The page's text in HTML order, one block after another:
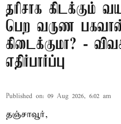
தரிசாக கிடக்கும்
பெற வருண
கிடைக்குமா? -
எதிர்பார்ப்பு
Published on: 09 Aug 2026, 6:02 am
தஞ்சாவூர்,